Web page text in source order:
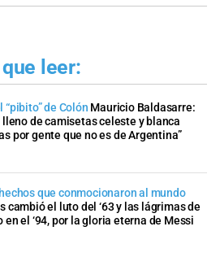
leer:
“pibito” de Colón Mauricio Baldasarre:
lleno de camisetas celeste y blanca
por gente que no es de Argentina”
que conmocionaron al mundo
cambió el luto del ‘63 y las lágrimas de
en el ‘94, por la gloria eterna de Messi